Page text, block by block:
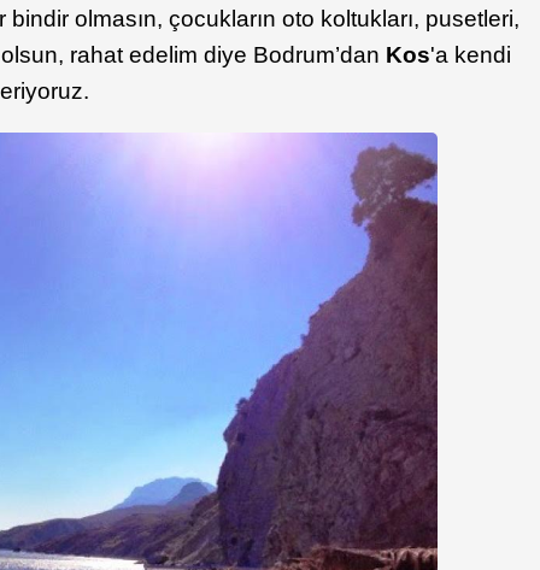
olmasın, çocukların oto koltukları, pusetleri,
rahat edelim diye Bodrum’dan Kos'a kendi